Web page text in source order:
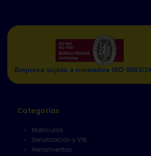
Empresa sujeta a normativa ISO 9001/
Categorías
Matriculas
Senalización y V16
Herramientas